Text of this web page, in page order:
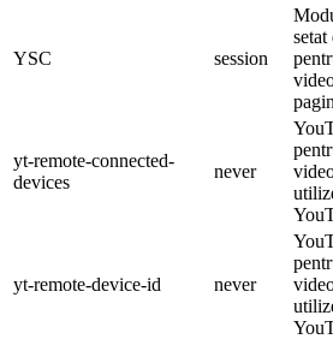
YSC session
yt-remote-connected-
devices
never
yt-remote-device-id never